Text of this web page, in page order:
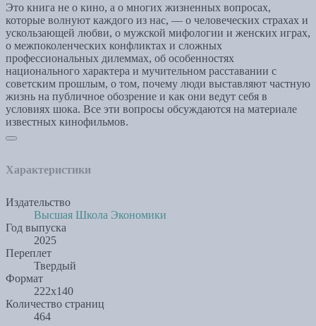
Это книга не о кино, а о многих жизненных вопросах,
которые волнуют каждого из нас, — о человеческих страхах и
ускользающей любви, о мужской мифологии и женских играх,
о межпоколенческих конфликтах и сложных
профессиональных дилеммах, об особенностях
национального характера и мучительном расставании с
советским прошлым, о том, почему люди выставляют частную
жизнь на публичное обозрение и как они ведут себя в
условиях шока. Все эти вопросы обсуждаются на материале
известных кинофильмов.
Характеристики
Издательство
Высшая Школа Экономики
Год выпуска
2025
Переплет
Твердый
Формат
222x140
Количество страниц
464